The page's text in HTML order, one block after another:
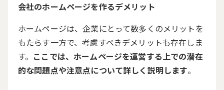
会社のホームページを作るデメリット
ホームページは、企業にとって数多くのメリットを
もたらす一方で、考慮すべきデメリットも存在しま
す。 ここでは、ホームページを運営する上での潜在
的な問題点や注意点について詳しく説明します。